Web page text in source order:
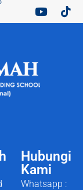
Hubungi
Kami
Whatsapp :